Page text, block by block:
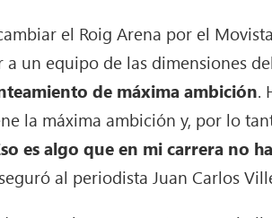
el Roig Arena por el
un equipo de las dimensiones
de máxima ambición.
la máxima ambición y, por lo
es algo que en mi carrera no
al periodista Juan Carlos